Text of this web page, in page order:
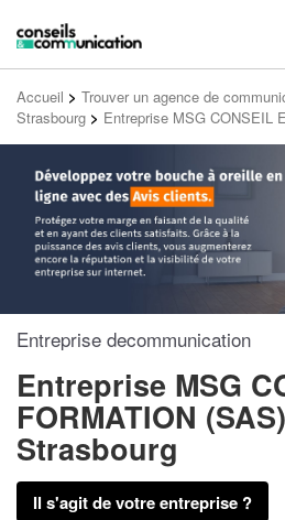
Accueil > Trouver un agence de
Strasbourg > Entreprise MSG CONSEIL
Entreprise decommunication
Entreprise MSG
FORMATION (SAS)
Strasbourg
Il s'agit de votre entreprise ?